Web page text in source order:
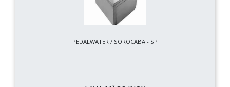
PEDALWATER / SOROCABA - SP